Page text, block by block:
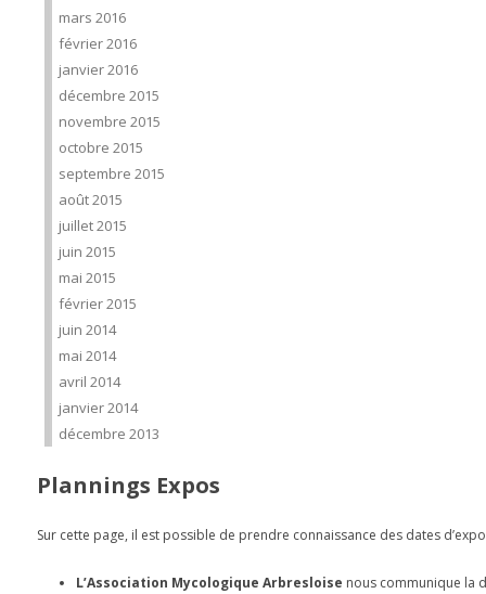
mars 2016
février 2016
janvier 2016
décembre 2015
novembre 2015
octobre 2015
septembre 2015
août 2015
juillet 2015
juin 2015
mai 2015
février 2015
juin 2014
mai 2014
avril 2014
janvier 2014
décembre 2013
Plannings Expos
Sur cette page, il est possible de prendre connaissance des dates
L’Association Mycologique Arbresloise nous communique la